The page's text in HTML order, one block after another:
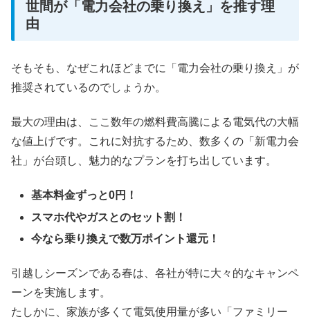
世間が「電力会社の乗り換え」を推す理
由
そもそも、なぜこれほどまでに「電力会社の乗り換え」が
推奨されているのでしょうか。
最大の理由は、ここ数年の燃料費高騰による電気代の大幅
な値上げです。これに対抗するため、数多くの「新電力会
社」が台頭し、魅力的なプランを打ち出しています。
基本料金ずっと0円！
スマホ代やガスとのセット割！
今なら乗り換えで数万ポイント還元！
引越しシーズンである春は、各社が特に大々的なキャンペ
ーンを実施します。
たしかに、家族が多くて電気使用量が多い「ファミリー